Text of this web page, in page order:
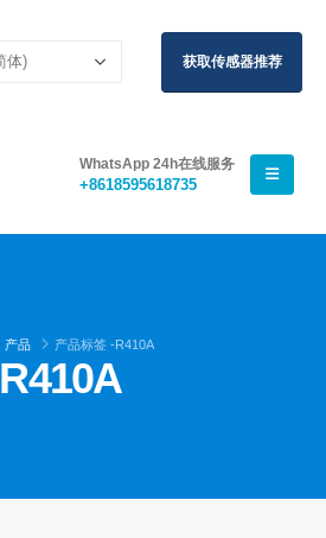
获取传感器推荐
WhatsApp 24h在线服务
+8618595618735
产品 产品标签 -R410A
R410A